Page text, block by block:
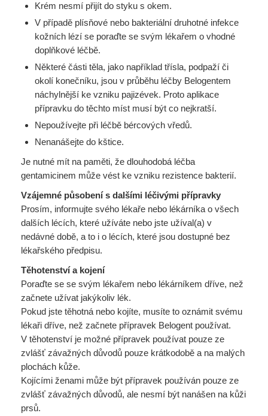
Krém nesmí přijít do styku s okem.
V případě plísňové nebo bakteriální druhotné infekce
kožních lézí se poraďte se svým lékařem o vhodné
doplňkové léčbě.
Některé části těla, jako například třísla, podpaží či
okolí konečníku, jsou v průběhu léčby Belogentem
náchylnější ke vzniku pajizévek. Proto aplikace
přípravku do těchto míst musí být co nejkratší.
Nepoužívejte při léčbě bércových vředů.
Nenanášejte do kštice.
Je nutné mít na paměti, že dlouhodobá léčba
gentamicinem může vést ke vzniku rezistence bakterií.
Vzájemné působení s dalšími léčivými přípravky
Prosím, informujte svého lékaře nebo lékárníka o všech
dalších lécích, které užíváte nebo jste užíval(a) v
nedávné době, a to i o lécích, které jsou dostupné bez
lékařského předpisu.
Těhotenství a kojení
Poraďte se se svým lékařem nebo lékárníkem dříve, než
začnete užívat jakýkoliv lék.
Pokud jste těhotná nebo kojíte, musíte to oznámit svému
lékaři dříve, než začnete přípravek Belogent používat.
V těhotenství je možné přípravek používat pouze ze
zvlášť závažných důvodů pouze krátkodobě a na malých
plochách kůže.
Kojícími ženami může být přípravek používán pouze ze
zvlášť závažných důvodů, ale nesmí být nanášen na kůži
prsů.